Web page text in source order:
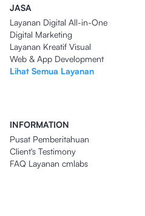
JASA
Layanan Digital All-in-One
Digital Marketing
Layanan Kreatif Visual
Web & App Development
Lihat Semua Layanan
INFORMATION
Pusat Pemberitahuan
Client's Testimony
FAQ Layanan cmlabs